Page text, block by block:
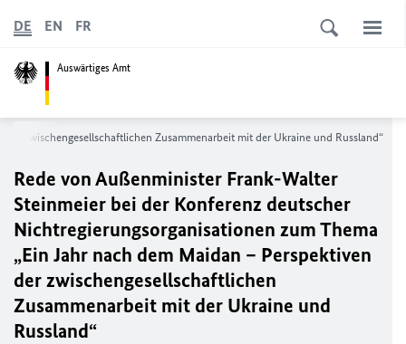
Auswärtiges Amt
DE EN FR
zwischengesellschaftlichen Zusammenarbeit mit der Ukraine und Russland“
Rede von Außenminister Frank-Walter
Steinmeier bei der Konferenz deutscher
Nichtregierungsorganisationen zum Thema
„Ein Jahr nach dem Maidan – Perspektiven
der zwischengesellschaftlichen
Zusammenarbeit mit der Ukraine und
Russland“